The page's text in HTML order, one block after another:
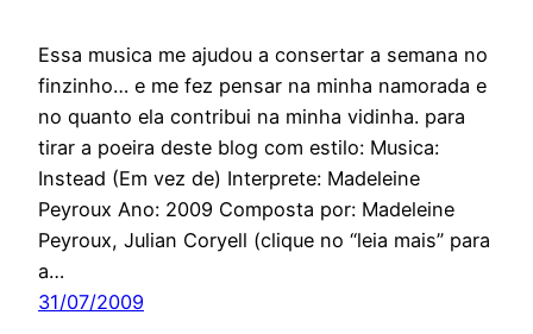
Essa musica me ajudou a consertar a semana no
finzinho… e me fez pensar na minha namorada e
no quanto ela contribui na minha vidinha. para
tirar a poeira deste blog com estilo: Musica:
Instead (Em vez de) Interprete: Madeleine
Peyroux Ano: 2009 Composta por: Madeleine
Peyroux, Julian Coryell (clique no “leia mais” para
a…
31/07/2009